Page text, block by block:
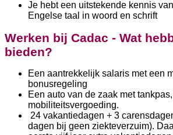
Je hebt een uitstekende kennis
Engelse taal in woord en schrift
Werken bij Cadac - Wat
bieden?
Een aantrekkelijk salaris met een
bonusregeling
Een auto van de zaak met
mobiliteitsvergoeding.
24 vakantiedagen + 3
dagen bij geen ziekteverzuim).